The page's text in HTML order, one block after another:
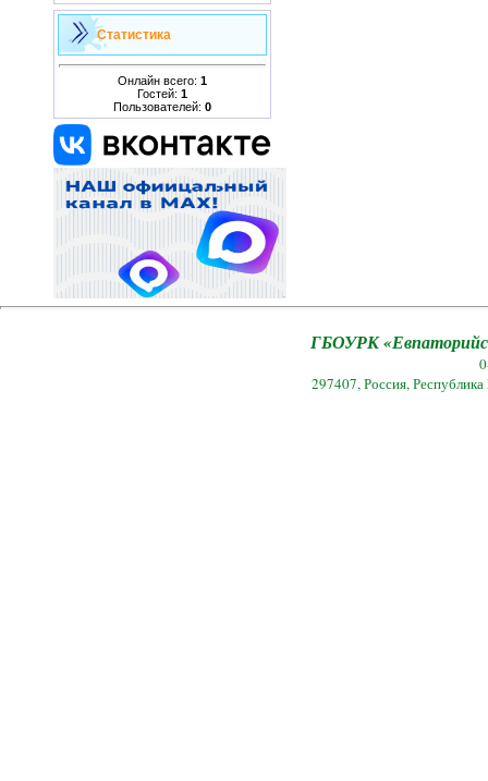
Статистика
Онлайн всего: 1
Гостей: 1
Пользователей: 0
ГБОУРК
297407, Россия,